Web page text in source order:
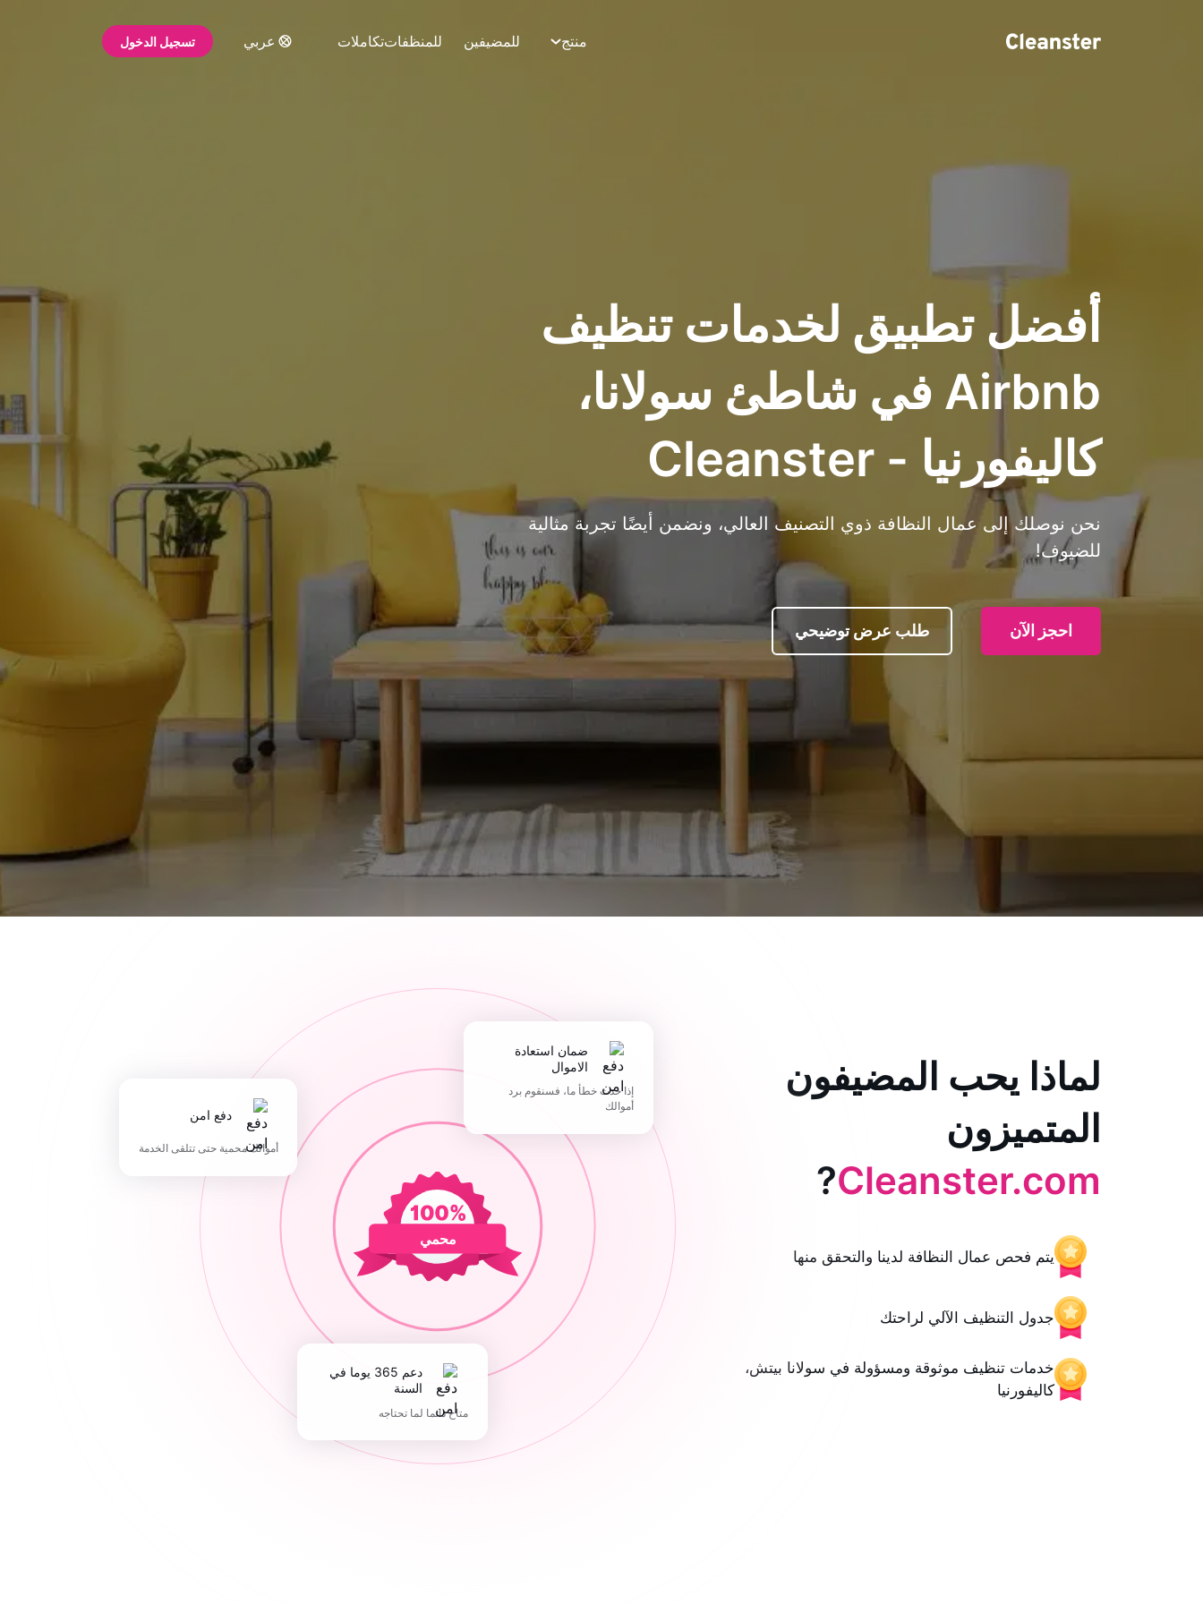
منتج للمضيفين للمنظفاتتكاملات عربي تسجيل الدخول
أفضل تطبيق لخدمات تنظيف
Airbnb في شاطئ سولانا،
كاليفورنيا - Cleanster
نحن نوصلك إلى عمال النظافة ذوي التصنيف العالي، ونضمن أيضًا تجربة مثالية
للضيوف!
احجز الآن طلب عرض توضيحي
لماذا يحب المضيفون
المتميزون
Cleanster.com
?
يتم فحص عمال النظافة لدينا والتحقق منها
جدول التنظيف الآلي لراحتك
خدمات تنظيف موثوقة ومسؤولة في سولانا بيتش،
كاليفورنيا
محمي
دفع امن
أموالك محمية حتى تتلقى الخدمة
ضمان استعادة
الاموال
إذا حدث خطأ ما، فسنقوم برد
أموالك
دعم 365 يوما في
السنة
متاح دائما لما تحتاجه